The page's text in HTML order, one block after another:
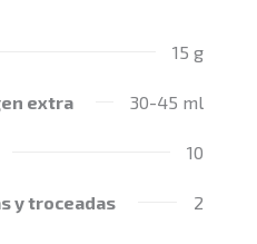
15 g
extra 30-45 ml
10
y troceadas 2